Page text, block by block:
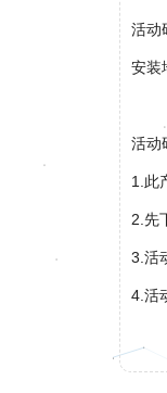
活动
安装
活动
1.此
2.先
3.活
4.活